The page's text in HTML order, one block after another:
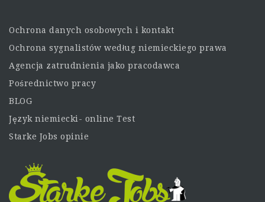
Ochrona danych osobowych i kontakt
Ochrona sygnalistów według niemieckiego prawa
Agencja zatrudnienia jako pracodawca
Pośrednictwo pracy
BLOG
Język niemiecki- online Test
Starke Jobs opinie